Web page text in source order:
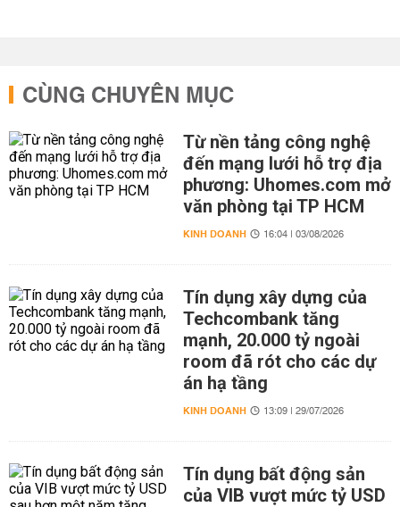
CÙNG CHUYÊN MỤC
Từ nền tảng công nghệ
đến mạng lưới hỗ trợ địa
phương: Uhomes.com mở
văn phòng tại TP HCM
KINH DOANH 16:04 | 03/08/2026
Tín dụng xây dựng của
Techcombank tăng
mạnh, 20.000 tỷ ngoài
room đã rót cho các dự
án hạ tầng
KINH DOANH 13:09 | 29/07/2026
Tín dụng bất động sản
của VIB vượt mức tỷ USD